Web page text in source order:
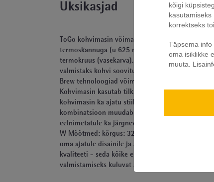
Üksikasjad
ToGo kohvimasin võimaldab teil alati nautida
termoskannuga (u 625 ml mahutavusega), mis
termokruus (vasekarva). Selle kohvimasina
valmistaks kohvi soovitud ajal. See funktsioon
Brew tehnoloogiad võimaldavad
Kohvimasin kasutab tilkumiskaitsega
kohvimasin ka ajatu stiiliga. Seadme korpus on
kombinatsioon muudab seadme disaini tõeliselt
eelnimetatule ka järgnevad täiendavad eelised:
W Mõõtmed: kõrgus: 32,4 cm x pikkus: 20,3 cm
oma ajatule disainile ja ainulaadsetele
kvaliteeti - seda kõike ergonoomilisemas
valmistamiseks kuluvat aega.
kõigi
korrektseks
Täpsema info
oma isiklikke
muuta.